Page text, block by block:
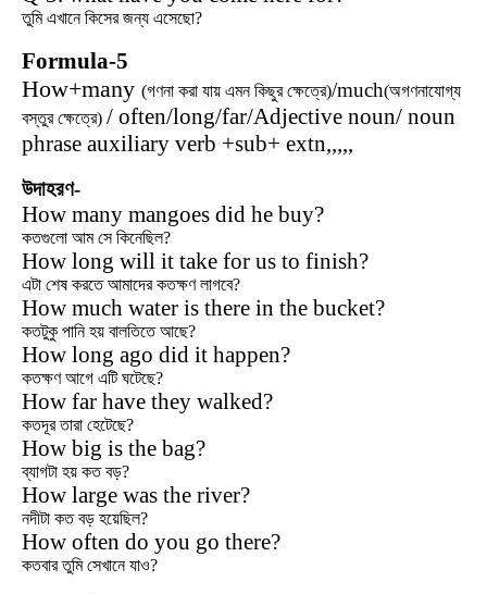
তুমি এখানে কিসের জন্য এসেছো?
Formula-5
How+many (গণনা করা যায় এমন কিছুর ক্ষেত্রে)/much(অগণনাযোগ্য
বস্তুর ক্ষেত্রে) / often/long/far/Adjective noun/ noun
phrase auxiliary verb +sub+ extn,,,,,
উদাহরণ-
How many mangoes did he buy?
কতগুলো আম সে কিনেছিল?
How long will it take for us to finish?
এটা শেষ করতে আমাদের কতক্ষণ লাগবে?
How much water is there in the bucket?
কতটুকু পানি হয় বালতিতে আছে?
How long ago did it happen?
কতক্ষণ আগে এটি ঘটেছে?
How far have they walked?
কতদূর তারা হেটেছে?
How big is the bag?
ব্যাগটা হয় কত বড়?
How large was the river?
নদীটা কত বড় হয়েছিল?
How often do you go there?
কতবার তুমি সেখানে যাও?